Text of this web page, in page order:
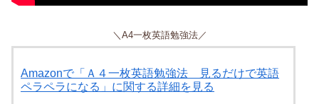
＼A4一枚英語勉強法／
Amazonで「Ａ４一枚英語勉強法 見るだけで英語
ペラペラになる」に関する詳細を見る